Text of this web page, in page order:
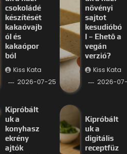
csokoládé
készítését
kakaóvajb
ól és
kakaópor
ból
Kiss Kata
2026-07-25
növényi
sajtot
kesudióbó
l – Ehető a
vegán
verzió?
Kiss Kata
2026-
Kipróbált
uk a
konyhasz
ekrény
ajtók
Kipróbált
uk a
digitális
receptfüz